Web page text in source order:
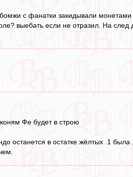
с фанатки закидывали монетами
выебать если не отразил. На
Фе будет в строю
останется в остатке жёлтых .1